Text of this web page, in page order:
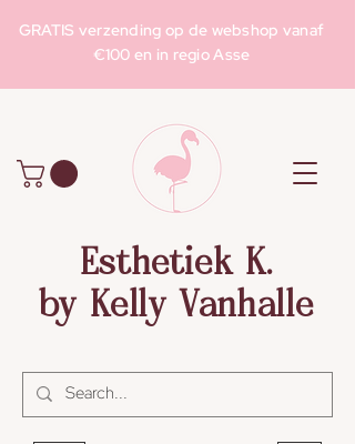
GRATIS verzending op de webshop vanaf
€100 en in regio Asse
Esthetiek K.
by Kelly Vanhalle